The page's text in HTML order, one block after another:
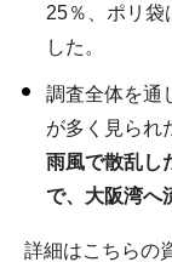
25％、ポリ袋
した。
調査全体を通
が多く見られ
雨風で散乱し
で、大阪湾へ
詳細はこちらの